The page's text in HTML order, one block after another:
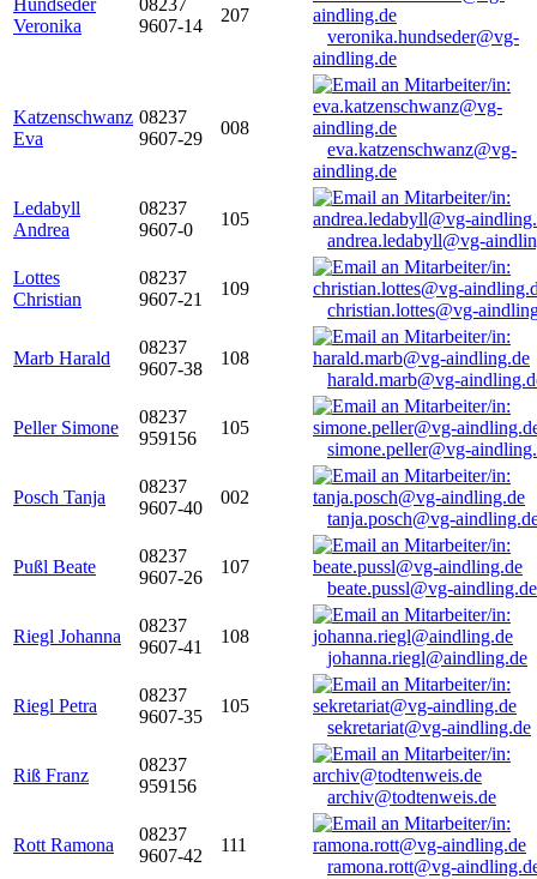
Hundseder
Veronika
08237
9607-14
207
veronika.hundseder@vg-
aindling.de
Katzenschwanz
Eva
08237
9607-29
008
eva.katzenschwanz@vg-
aindling.de
Ledabyll
Andrea
08237
9607-0
105
andrea.ledabyll@vg-
Lottes
Christian
08237
9607-21
109
christian.lottes@vg-
Marb Harald
08237
9607-38
108
harald.marb@vg-
Peller Simone
08237
959156
105
simone.peller@vg-
Posch Tanja
08237
9607-40
002
tanja.posch@vg-
Pußl Beate
08237
9607-26
107
beate.pussl@vg-aindling.de
Riegl Johanna
08237
9607-41
108
johanna.riegl@aindling.de
Riegl Petra
08237
9607-35
105
sekretariat@vg-aindling.de
Riß Franz
08237
959156
archiv@todtenweis.de
Rott Ramona
08237
9607-42
111
ramona.rott@vg-